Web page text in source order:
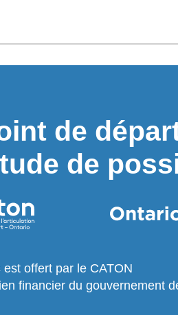
de
de
est offert par le CATON
financier du gouvernement